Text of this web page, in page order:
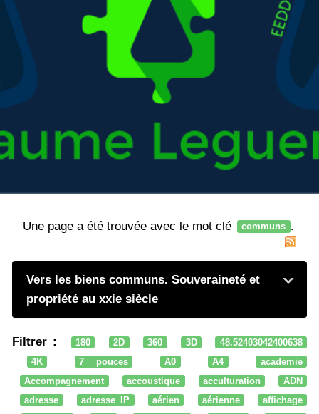
Une page a été trouvée avec le mot clé communs .
Vers les biens communs. Souveraineté et
propriété au xxie siècle
Filtrer : 180 2D 360 3D
48.52403042400638
4K
7 pouces A0 A4
academie
Accompagnement
accoustique acculturation
ADN
adresse
adresse IP aérien aérienne
affichage